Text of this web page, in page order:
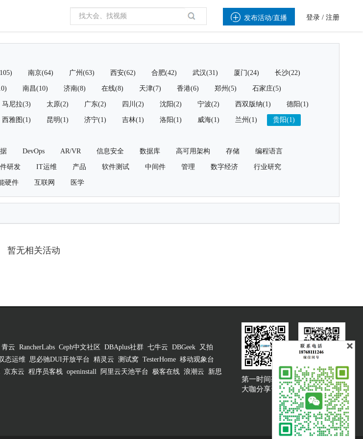
 发布活动/直播 登录 / 注册
南京(64) 广州(63) 西安(62) 合肥(42) 武汉(31) 厦门(24) 长沙(22)
南昌(10) 济南(8) 在线(8) 天津(7) 香港(6) 郑州(5) 石家庄(5)
马尼拉(3) 太原(2) 广东(2) 四川(2) 沈阳(2) 宁波(2) 西双版纳(1) 德阳(1)
西雅图(1) 昆明(1) 济宁(1) 吉林(1) 洛阳(1) 威海(1) 兰州(1) 贵阳(1)
DevOps AR/VR 信息安全 数据库 高可用架构 存储 编程语言
研发 IT运维 产品 软件测试 中间件 管理 数字经济 行业研究
硬件 互联网 医学
暂无相关活动
青云 RancherLabs Ceph中文社区 DBAplus社群 七牛云 DBGeek
又拍
态运维 思必驰DUI开放平台 精灵云 测试窝 TesterHome 移动观象台
京东云 程序员客栈 openinstall 阿里云天池平台 极客在线 浪潮云
新思
第一时间获取
大咖分享资讯
大咖说吐槽客服